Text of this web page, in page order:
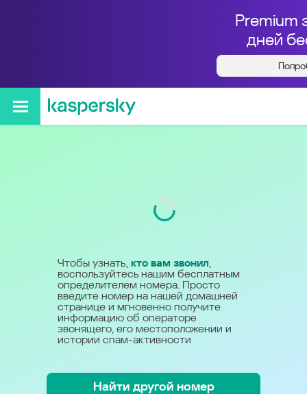
Premium
дней
Кто звонил с номера
+79014492063
Чтобы узнать, кто вам звонил,
воспользуйтесь нашим бесплатным
определителем номера. Просто
введите номер на нашей домашней
странице и мгновенно получите
информацию об операторе
звонящего, его местоположении и
истории спам-активности
Найти другой номер